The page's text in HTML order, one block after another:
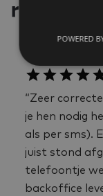
resultaten
“Zeer
je hen nodig
als per sms).
juist stond
telefoontje
backoffice
POWERED